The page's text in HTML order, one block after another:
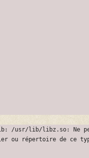
/usr/lib/libz.so: Ne
ou répertoire de ce